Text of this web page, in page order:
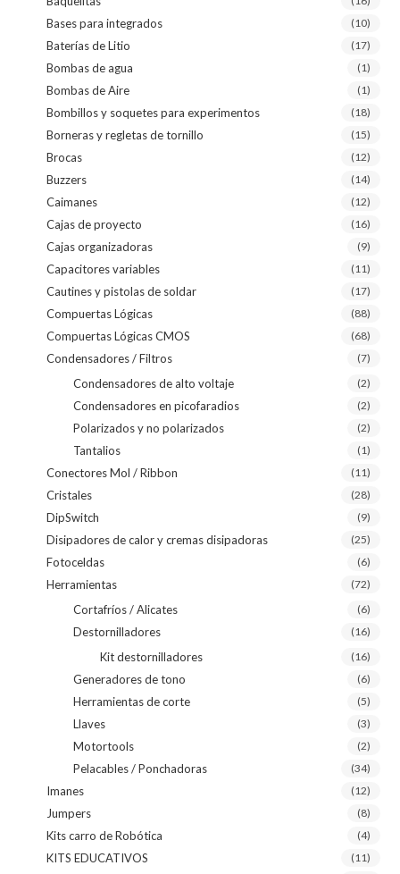
Bases para integrados (10)
Baterías de Litio (17)
Bombas de agua (1)
Bombas de Aire (1)
Bombillos y soquetes para experimentos (18)
Borneras y regletas de tornillo (15)
Brocas (12)
Buzzers (14)
Caimanes (12)
Cajas de proyecto (16)
Cajas organizadoras (9)
Capacitores variables (11)
Cautines y pistolas de soldar (17)
Compuertas Lógicas (88)
Compuertas Lógicas CMOS (68)
Condensadores / Filtros (7)
Condensadores de alto voltaje (2)
Condensadores en picofaradios (2)
Polarizados y no polarizados (2)
Tantalios (1)
Conectores Mol / Ribbon (11)
Cristales (28)
DipSwitch (9)
Disipadores de calor y cremas disipadoras (25)
Fotoceldas (6)
Herramientas (72)
Cortafríos / Alicates (6)
Destornilladores (16)
Kit destornilladores (16)
Generadores de tono (6)
Herramientas de corte (5)
Llaves (3)
Motortools (2)
Pelacables / Ponchadoras (34)
Imanes (12)
Jumpers (8)
Kits carro de Robótica (4)
KITS EDUCATIVOS (11)